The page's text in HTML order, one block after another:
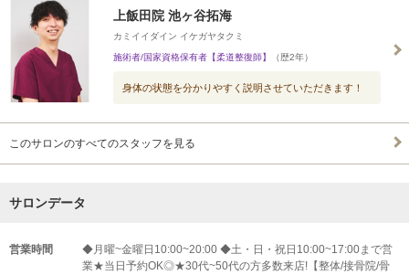
上飯田院 池ヶ谷拓海
カミイイダイン イケガヤタクミ
施術者/国家資格保有者【柔道整復師】 （歴2年）
身体の状態を分かりやすく説明させていただきます！
このサロンのすべてのスタッフを見る
サロンデータ
営業時間
◆月曜~金曜日10:00~20:00 ◆土・日・祝日10:00~17:00まで営
業★当日予約OK◎★30代~50代の方多数来店!【整体/接骨院/骨